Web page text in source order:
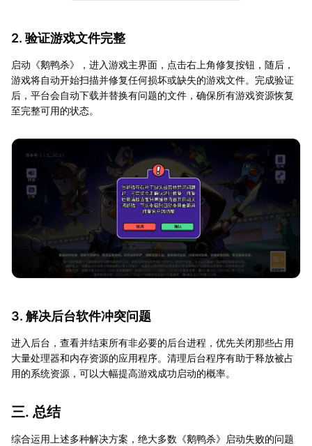
2. 验证游戏文件完整
启动《鹅鸭杀》，进入游戏主界面，点击右上角修复按钮，随后，
游戏将自动开始扫描并修复任何损坏或缺失的游戏文件。完成验证
后，平台会自动下载并替换有问题的文件，确保所有游戏资源恢复
至完整可用的状态。
3. 解决后台软件冲突问题
进入后台，查看并结束所有非必要的后台进程，优先关闭那些占用
大量处理器和内存资源的应用程序。清理后台程序有助于释放被占
用的系统资源，可以大幅提高游戏成功启动的概率。
三. 总结
综合运用上述多种解决方案，绝大多数《鹅鸭杀》启动失败的问题